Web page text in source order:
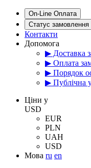
On-Line Оплата
Статус замовлення
Контакти
Допомога
▶ Доставка
▶ Оплата
▶ Порядок
▶ Публічна
Цiни у
USD
EUR
PLN
UAH
USD
Мова ru en